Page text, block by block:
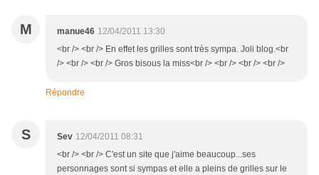
M manue46 12/04/2011 13:30
<br /> <br /> En effet les grilles sont très sympa. Joli blog.<br
/> <br /> <br /> Gros bisous la miss<br /> <br /> <br /> <br />
Répondre
S Sev 12/04/2011 08:31
<br /> <br /> C'est un site que j'aime beaucoup...ses
personnages sont si sympas et elle a pleins de grilles sur le